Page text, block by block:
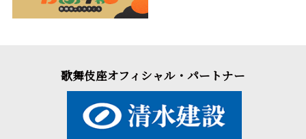
歌舞伎座オフィシャル・パートナー